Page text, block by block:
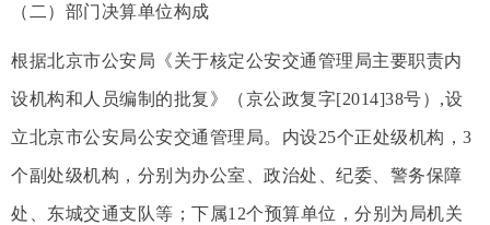
（二）部门决算单位构成
根据北京市公安局《关于核定公安交通管理局主要职责内
设机构和人员编制的批复》（京公政复字[2014]38号）,设
立北京市公安局公安交通管理局。内设25个正处级机构，3
个副处级机构，分别为办公室、政治处、纪委、警务保障
处、东城交通支队等；下属12个预算单位，分别为局机关